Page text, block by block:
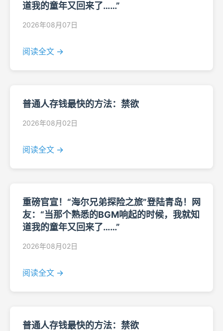
道我的童年又回来了……”
2026年08月07日
阅读全文 →
普通人存钱最快的方法：禁欲
2026年08月02日
阅读全文 →
重磅官宣！“海尔兄弟探险之旅”登陆青岛！网
友：“当那个熟悉的BGM响起的时候，我就知
道我的童年又回来了……”
2026年08月02日
阅读全文 →
普通人存钱最快的方法：禁欲